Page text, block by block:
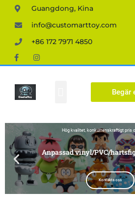
Guangdong, Kina
info@customarttoy.com
+86 172 7971 4850
Begär
Hög kvalitet, konkurrenskraftigt pris
Anpassad vinyl/PVC/
Kontakta oss